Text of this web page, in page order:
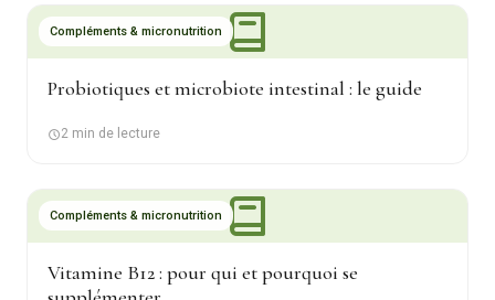
Compléments & micronutrition
Probiotiques et microbiote intestinal : le guide
2 min de lecture
Compléments & micronutrition
Vitamine B12 : pour qui et pourquoi se